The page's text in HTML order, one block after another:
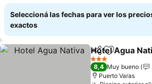
Seleccioná las fechas para ver los
exactos
Compartir
Añadir a
Hotel Agua
3 Estrellas
8,4 Muy bueno
Puerto Varas